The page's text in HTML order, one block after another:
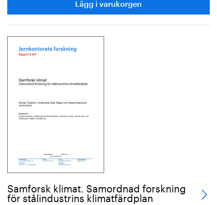
Lägg i varukorgen
Samforsk klimat. Samordnad forskning
för stålindustrins klimatfärdplan